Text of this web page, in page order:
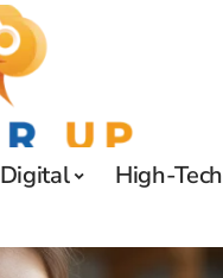
Digital High-Tech